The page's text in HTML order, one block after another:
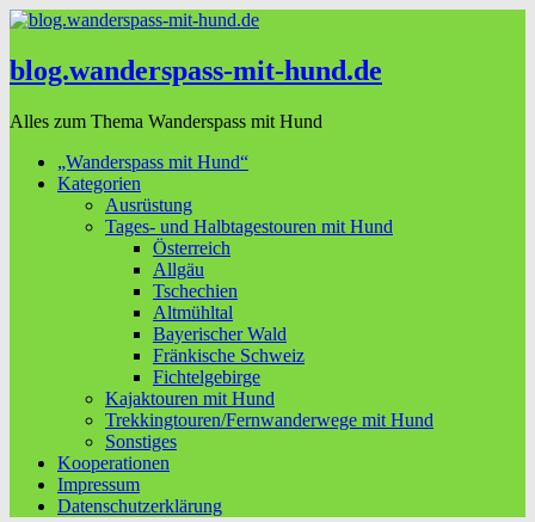
blog.wanderspass-mit-hund.de
Alles zum Thema Wanderspass mit Hund
„Wanderspass mit Hund“
Kategorien
Ausrüstung
Tages- und Halbtagestouren mit Hund
Österreich
Allgäu
Tschechien
Altmühltal
Bayerischer Wald
Fränkische Schweiz
Fichtelgebirge
Kajaktouren mit Hund
Trekkingtouren/Fernwanderwege mit Hund
Sonstiges
Kooperationen
Impressum
Datenschutzerklärung